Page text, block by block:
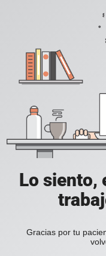
Lo siento,
Gracias por tu